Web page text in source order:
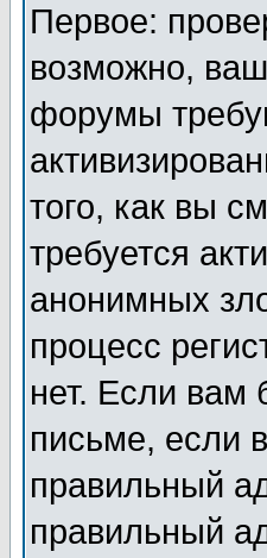
Первое:
возможно,
форумы
того, как вы
требуется
анонимных
процесс
нет. Если вам
письме, если
правильный
правильный